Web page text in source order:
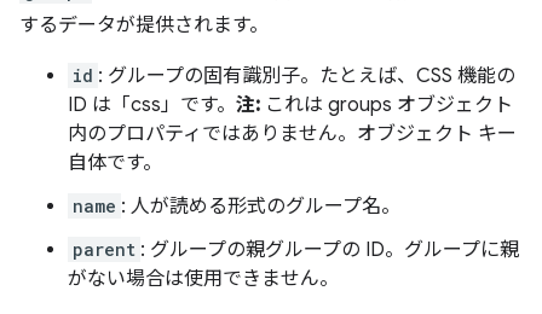
するデータが提供されます。
id : グループの固有識別子。たとえば、CSS 機能の
ID は「css」です。 注: これは groups オブジェクト
内のプロパティではありません。オブジェクト キー
自体です。
name : 人が読める形式のグループ名。
parent : グループの親グループの ID。グループに親
がない場合は使用できません。